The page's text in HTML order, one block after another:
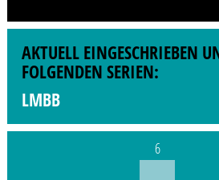
AKTUELL EINGESCHRIEBEN
FOLGENDEN SERIEN:
LMBB
6